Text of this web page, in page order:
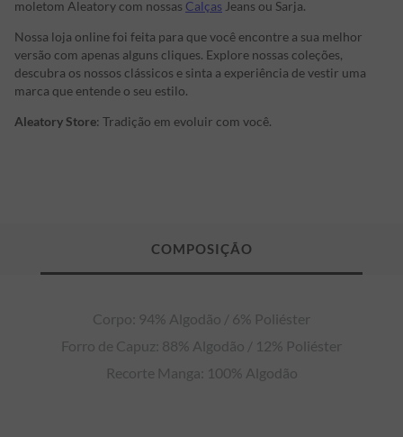
moletom Aleatory com nossas Calças Jeans ou Sarja.
Nossa loja online foi feita para que você encontre a sua melhor
versão com apenas alguns cliques. Explore nossas coleções,
descubra os nossos clássicos e sinta a experiência de vestir uma
marca que entende o seu estilo.
Aleatory Store: Tradição em evoluir com você.
Corpo: 94% Algodão / 6% Poliéster
Forro de Capuz: 88% Algodão / 12% Poliéster
Recorte Manga: 100% Algodão